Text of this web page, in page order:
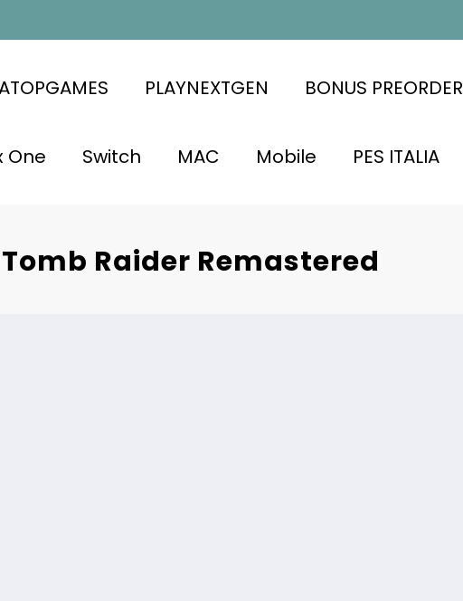
PLAYNEXTGEN BONUS PREORDER
One Switch MAC Mobile PES ITALIA
Raider Remastered